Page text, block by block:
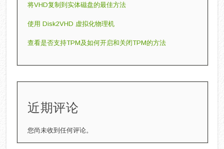
将VHD复制到实体磁盘的最佳方法
使用 Disk2VHD 虚拟化物理机
查看是否支持TPM及如何开启和关闭TPM的方法
近期评论
您尚未收到任何评论。